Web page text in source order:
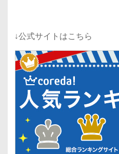
↓公式サイトはこちら